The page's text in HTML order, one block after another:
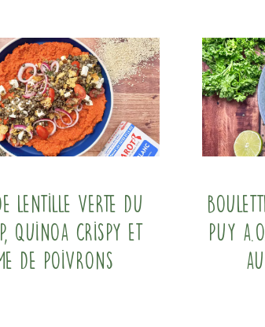
Lentille verte du
quinoa crispy et
de poivrons
Puy